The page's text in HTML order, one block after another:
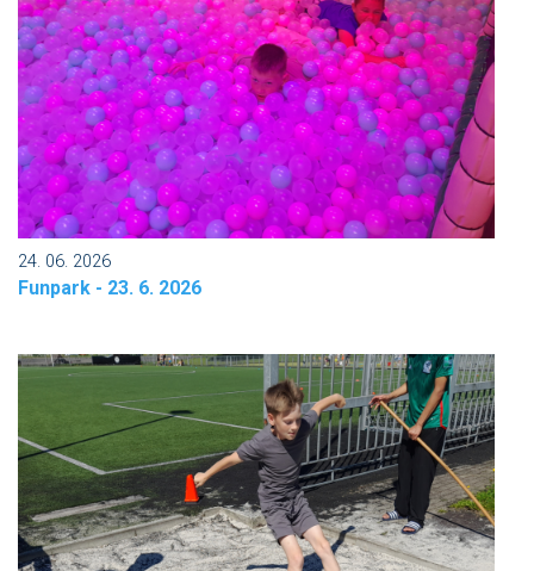
24. 06. 2026
Funpark - 23. 6. 2026